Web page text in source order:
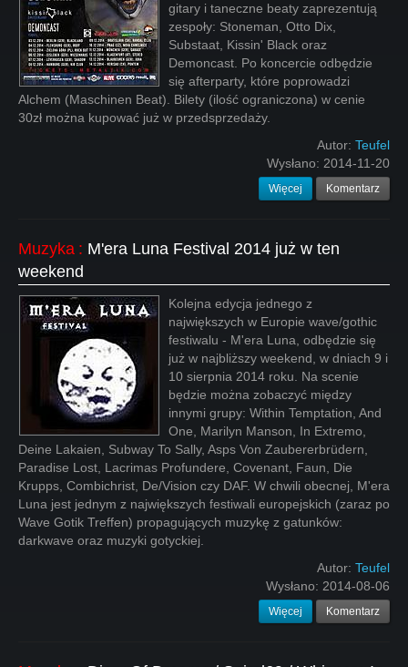
gitary i taneczne beaty zaprezentują
zespoły: Stoneman, Otto Dix,
Substaat, Kissin' Black oraz
Demoncast. Po koncercie odbędzie
się afterparty, które poprowadzi
Alchem (Maschinen Beat). Bilety (ilość ograniczona) w cenie
30zł można kupować już w przedsprzedaży.
Autor: Teufel
Wysłano: 2014-11-20
Więcej Komentarz
Muzyka : M'era Luna Festival 2014 już w ten
weekend
Kolejna edycja jednego z
największych w Europie wave/gothic
festiwalu - M'era Luna, odbędzie się
już w najbliższy weekend, w dniach 9 i
10 sierpnia 2014 roku. Na scenie
będzie można zobaczyć między
innymi grupy: Within Temptation, And
One, Marilyn Manson, In Extremo,
Deine Lakaien, Subway To Sally, Asps Von Zaubererbrüdern,
Paradise Lost, Lacrimas Profundere, Covenant, Faun, Die
Krupps, Combichrist, De/Vision czy DAF. W chwili obecnej, M'era
Luna jest jednym z największych festiwali europejskich (zaraz po
Wave Gotik Treffen) propagujących muzykę z gatunków:
darkwave oraz muzyki gotyckiej.
Autor: Teufel
Wysłano: 2014-08-06
Więcej Komentarz